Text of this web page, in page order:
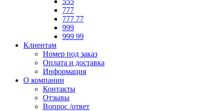
777
777 77
999
999 99
Клиентам
Номер под заказ
Оплата и доставка
Информация
О компании
Контакты
Отзывы
Вопрос /ответ